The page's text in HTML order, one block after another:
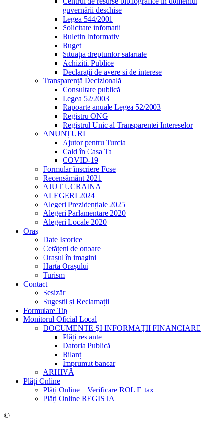
guvernării deschise
Legea 544/2001
Solicitare infomatii
Buletin Informativ
Buget
Situația drepturilor salariale
Achizitii Publice
Declarații de avere si de interese
Transparență Decizională
Consultare publică
Legea 52/2003
Rapoarte anuale Legea 52/2003
Registru ONG
Registrul Unic al Transparentei Intereselor
ANUNȚURI
Ajutor pentru Turcia
Cald în Casa Ta
COVID-19
Formular înscriere Fose
Recensământ 2021
AJUT UCRAINA
ALEGERI 2024
Alegeri Prezidențiale 2025
Alegeri Parlamentare 2020
Alegeri Locale 2020
Oraș
Date Istorice
Cetățeni de onoare
Orașul în imagini
Harta Orașului
Turism
Contact
Sesizări
Sugestii și Reclamații
Formulare Tip
Monitorul Oficial Local
DOCUMENTE ŞI INFORMAŢII FINANCIARE
Plăți restante
Datoria Publică
Bilanț
Împrumut bancar
ARHIVĂ
Plăți Online
Plăți Online – Verificare ROL E-tax
Plăți Online REGISTA
©